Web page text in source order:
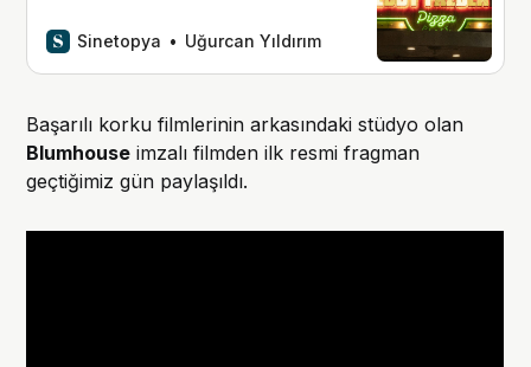
27 Ekim’de izleyiciyle buluşacak.
Sinetopya Uğurcan Yıldırım
Başarılı korku filmlerinin arkasındaki stüdyo olan
Blumhouse imzalı filmden ilk resmi fragman
geçtiğimiz gün paylaşıldı.